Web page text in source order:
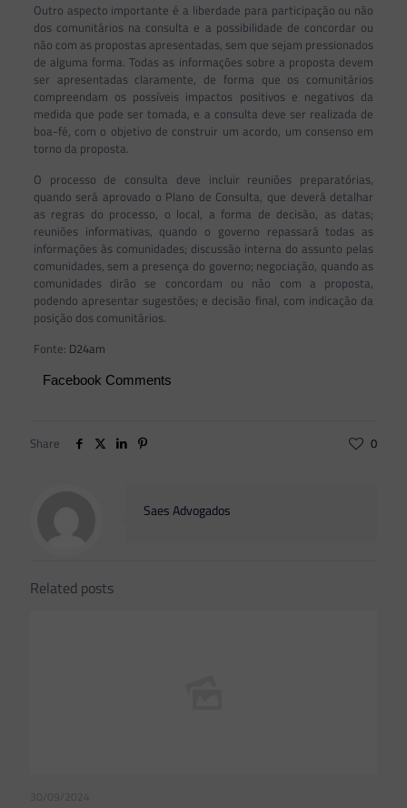
Outro aspecto importante é a liberdade para participação ou não
dos comunitários na consulta e a possibilidade de concordar ou
não com as propostas apresentadas, sem que sejam pressionados
de alguma forma. Todas as informações sobre a proposta devem
ser apresentadas claramente, de forma que os comunitários
compreendam os possíveis impactos positivos e negativos da
medida que pode ser tomada, e a consulta deve ser realizada de
boa-fé, com o objetivo de construir um acordo, um consenso em
torno da proposta.
O processo de consulta deve incluir reuniões preparatórias,
quando será aprovado o Plano de Consulta, que deverá detalhar
as regras do processo, o local, a forma de decisão, as datas;
reuniões informativas, quando o governo repassará todas as
informações às comunidades; discussão interna do assunto pelas
comunidades, sem a presença do governo; negociação, quando as
comunidades dirão se concordam ou não com a proposta,
podendo apresentar sugestões; e decisão final, com indicação da
posição dos comunitários.
Fonte: D24am
Facebook Comments
Share 0
Saes Advogados
Related posts
30/09/2024